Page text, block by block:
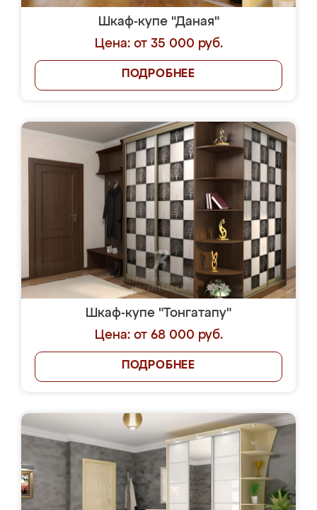
Шкаф-купе "Даная"
Цена: от 35 000 руб.
ПОДРОБНЕЕ
Шкаф-купе "Тонгатапу"
Цена: от 68 000 руб.
ПОДРОБНЕЕ